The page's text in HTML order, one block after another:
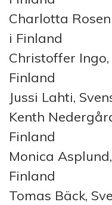
Charlotta
i Finland
Christoffer
Finland
Jussi Lahti,
Kenth
Finland
Monica
Finland
Tomas Bäck,